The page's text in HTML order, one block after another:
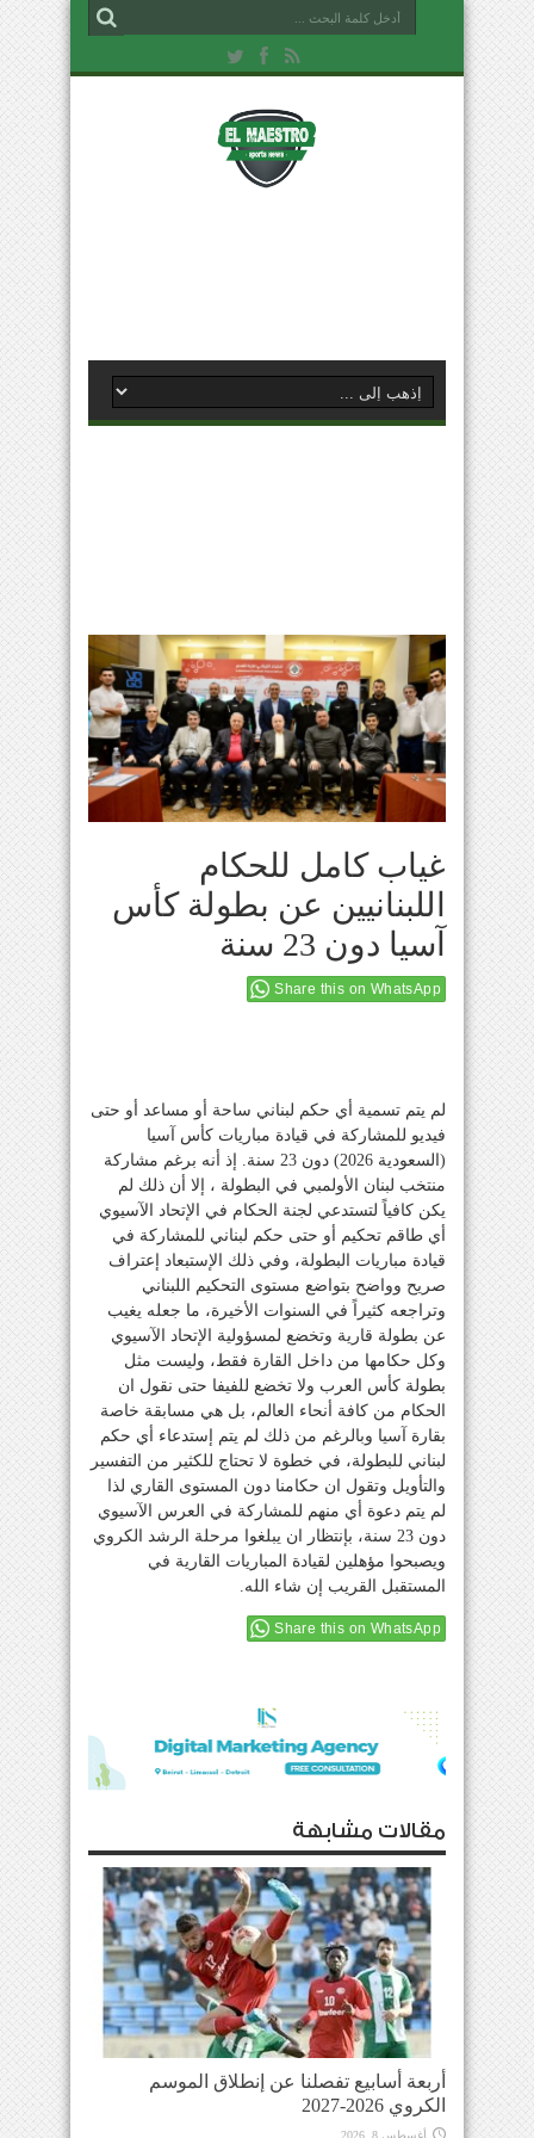
غياب كامل للحكام
اللبنانيين عن بطولة كأس
آسيا دون 23 سنة
Share this on WhatsApp
لم يتم تسمية أي حكم لبناني ساحة أو مساعد أو حتى
فيديو للمشاركة في قيادة مباريات كأس آسيا
(السعودية 2026) دون 23 سنة. إذ أنه برغم مشاركة
منتخب لبنان الأولمبي في البطولة ، إلا أن ذلك لم
يكن كافياً لتستدعي لجنة الحكام في الإتحاد الآسيوي
أي طاقم تحكيم أو حتى حكم لبناني للمشاركة في
قيادة مباريات البطولة، وفي ذلك الإستبعاد إعتراف
صريح وواضح بتواضع مستوى التحكيم اللبناني
وتراجعه كثيراً في السنوات الأخيرة، ما جعله يغيب
عن بطولة قارية وتخضع لمسؤولية الإتحاد الآسيوي
وكل حكامها من داخل القارة فقط، وليست مثل
بطولة كأس العرب ولا تخضع للفيفا حتى نقول ان
الحكام من كافة أنحاء العالم، بل هي مسابقة خاصة
بقارة آسيا وبالرغم من ذلك لم يتم إستدعاء أي حكم
لبناني للبطولة، في خطوة لا تحتاج للكثير من التفسير
والتأويل وتقول ان حكامنا دون المستوى القاري لذا
لم يتم دعوة أي منهم للمشاركة في العرس الآسيوي
دون 23 سنة، بإنتظار ان يبلغوا مرحلة الرشد الكروي
ويصبحوا مؤهلين لقيادة المباريات القارية في
المستقبل القريب إن شاء الله.
Share this on WhatsApp
مقالات مشابهة
أربعة أسابيع تفصلنا عن إنطلاق الموسم
الكروي 2026-2027
أغسطس 8, 2026